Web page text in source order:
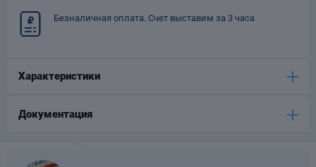
Безналичная оплата. Счет выставим за 3 часа
Характеристики
Документация